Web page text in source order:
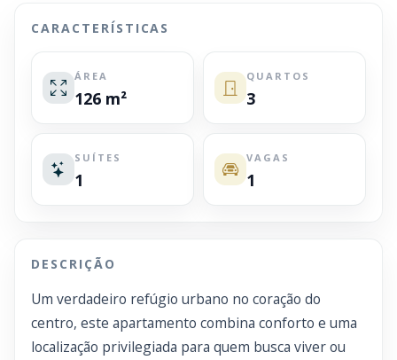
CARACTERÍSTICAS
ÁREA
126 m²
QUARTOS
3
SUÍTES
1
VAGAS
1
DESCRIÇÃO
Um verdadeiro refúgio urbano no coração do
centro, este apartamento combina conforto e uma
localização privilegiada para quem busca viver ou